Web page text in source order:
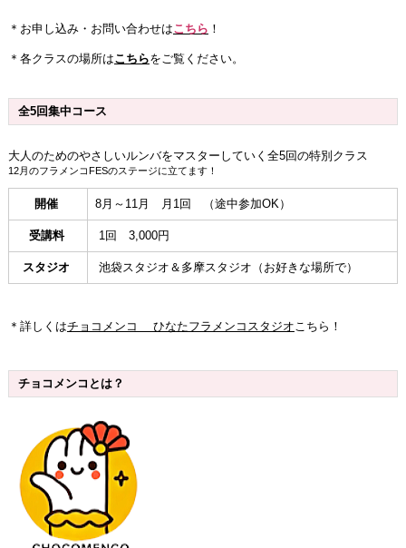
＊お申し込み・お問い合わせはこちら ！
＊各クラスの場所はこちらをご覧ください。
全5回集中コース
大人のためのやさしいルンバをマスターしていく全5回の特別クラス
12月のフラメンコFESのステージに立てます！
開催 8月～11月 月1回 （途中参加OK）
受講料 1回 3,000円
スタジオ 池袋スタジオ＆多摩スタジオ（お好きな場所で）
＊詳しくはチョコメンコ ひなたフラメンコスタジオこちら！
チョコメンコとは？